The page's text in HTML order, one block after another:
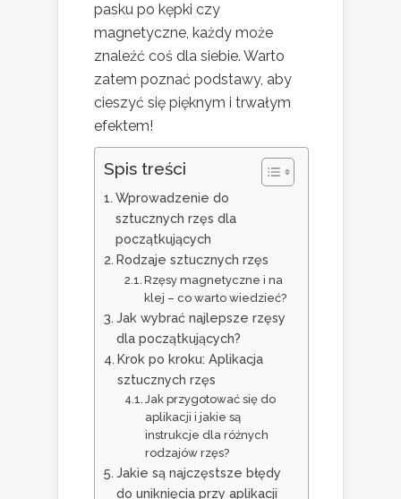
pasku po kępki czy
magnetyczne, każdy może
znaleźć coś dla siebie. Warto
zatem poznać podstawy, aby
cieszyć się pięknym i trwałym
efektem!
Spis treści
Wprowadzenie do
sztucznych rzęs dla
początkujących
Rodzaje sztucznych rzęs
Rzęsy magnetyczne i na
klej – co warto wiedzieć?
Jak wybrać najlepsze rzęsy
dla początkujących?
Krok po kroku: Aplikacja
sztucznych rzęs
Jak przygotować się do
aplikacji i jakie są
instrukcje dla różnych
rodzajów rzęs?
Jakie są najczęstsze błędy
do uniknięcia przy aplikacji